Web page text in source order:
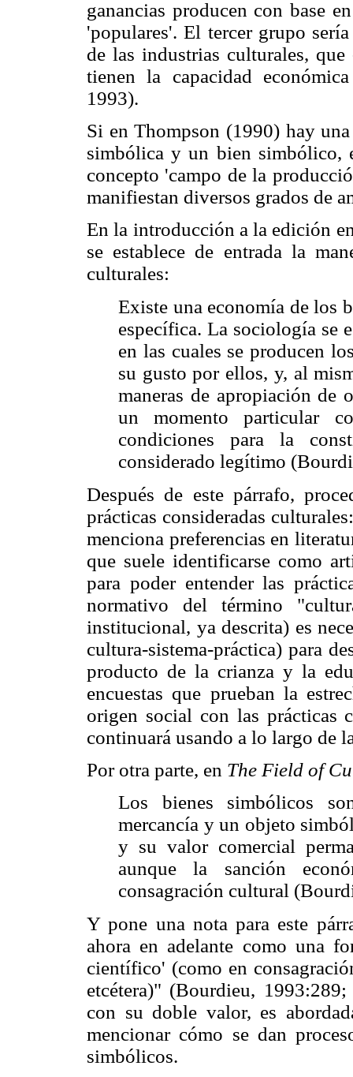
ganancias producen con base
'populares'. El tercer grupo
de las industrias culturales,
tienen la capacidad
1993).
Si en Thompson (1990) hay
simbólica y un bien simbólico,
concepto 'campo de la
manifiestan diversos grados de
En la introducción a la edición
se establece de entrada la
culturales:
Existe una economía de los
específica. La sociología se
en las cuales se producen
su gusto por ellos, y, al
maneras de apropiación de
un momento particular
condiciones para la
considerado legítimo
Después de este párrafo,
prácticas consideradas
menciona preferencias en
que suele identificarse como
para poder entender las
normativo del término
institucional, ya descrita) es
cultura-sistema-práctica) para
producto de la crianza y la
encuestas que prueban la
origen social con las prácticas
continuará usando a lo largo de
Por otra parte, en The Field of
Los bienes simbólicos
mercancía y un objeto
y su valor comercial
aunque la sanción
consagración cultural
Y pone una nota para este
ahora en adelante como una
científico' (como en
etcétera)" (Bourdieu,
con su doble valor, es
mencionar cómo se dan
simbólicos.